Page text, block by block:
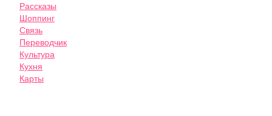
Рассказы
Шоппинг
Связь
Переводчик
Культура
Кухня
Карты